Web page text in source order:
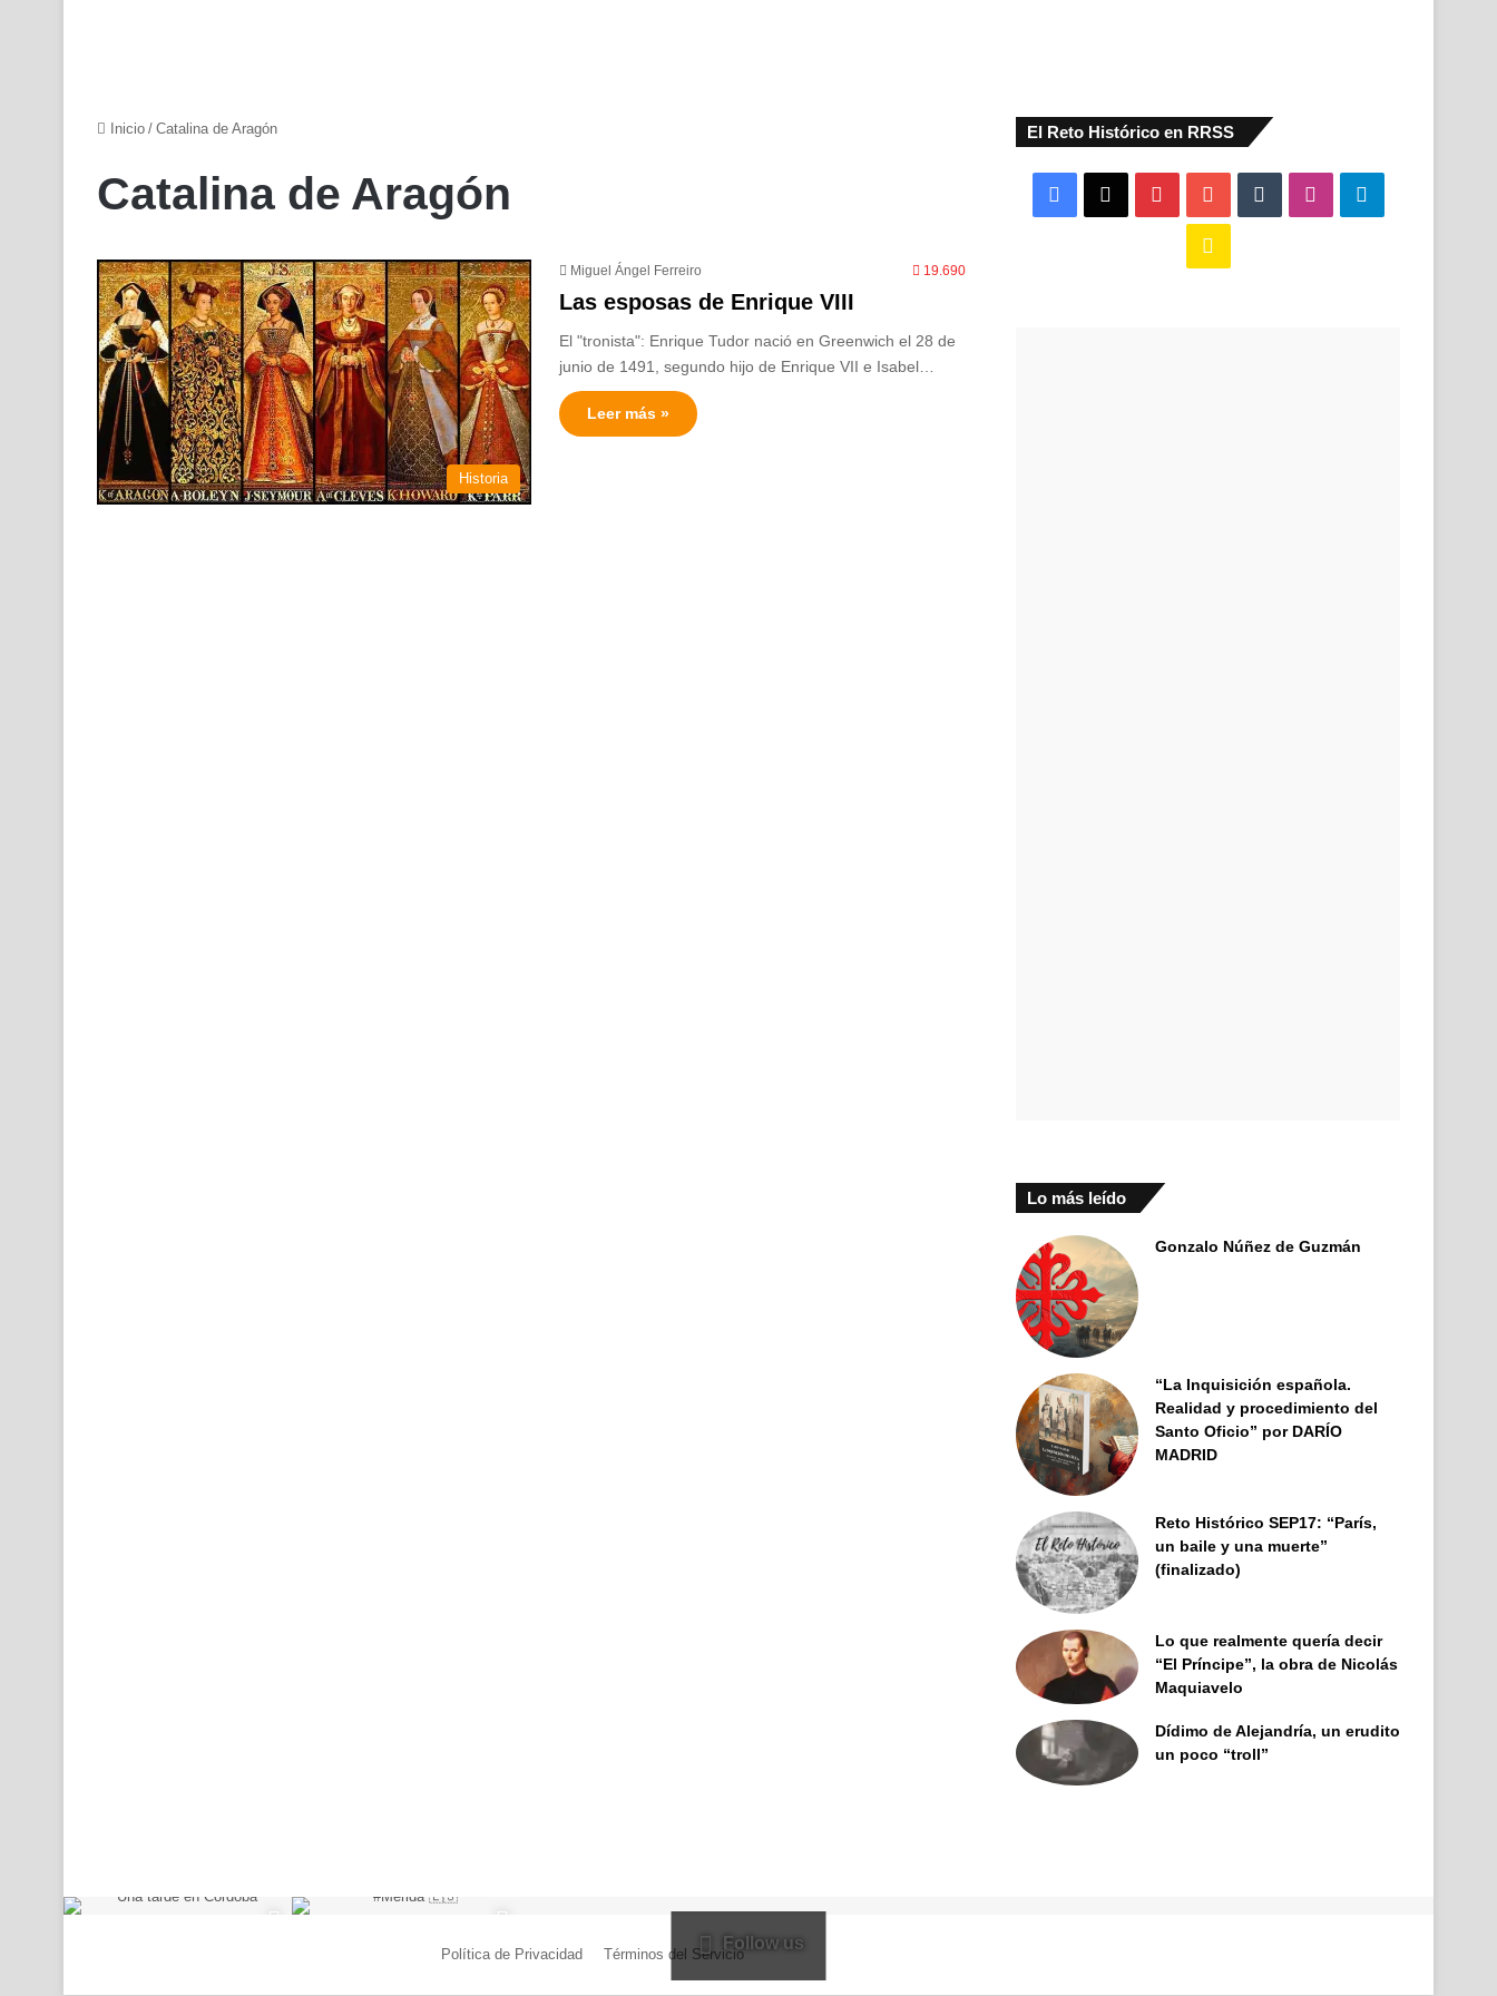
Inicio / Catalina de Aragón
Catalina de Aragón
Historia
Miguel Ángel Ferreiro 19.690
Las esposas de Enrique VIII
El "tronista": Enrique Tudor nació en Greenwich el 28 de
junio de 1491, segundo hijo de Enrique VII e Isabel…
Leer más »
El Reto Histórico en RRSS
Facebook PinterestYouTubeTumblr Instagram
Lo más leído
Gonzalo Núñez de Guzmán
“La Inquisición española.
Realidad y procedimiento del
Santo Oficio” por DARÍO
MADRID
Reto Histórico SEP17: “París,
un baile y una muerte”
(finalizado)
Lo que realmente quería decir
“El Príncipe”, la obra de Nicolás
Maquiavelo
Dídimo de Alejandría, un erudito
un poco “troll”
Follow us
Política de Privacidad Términos del Servicio | Creado por Miguel Ángel Ferreiro